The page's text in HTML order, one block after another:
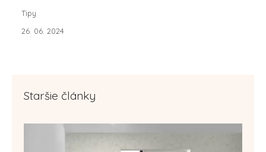
Tipy
26. 06. 2024
Staršie články